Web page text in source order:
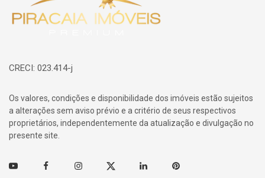
CRECI: 023.414-j
Os valores, condições e disponibilidade dos imóveis estão sujeitos
a alterações sem aviso prévio e a critério de seus respectivos
proprietários, independentemente da atualização e divulgação no
presente site.
Youtube FacebookInstagramTwitter Linkedin Pinterest